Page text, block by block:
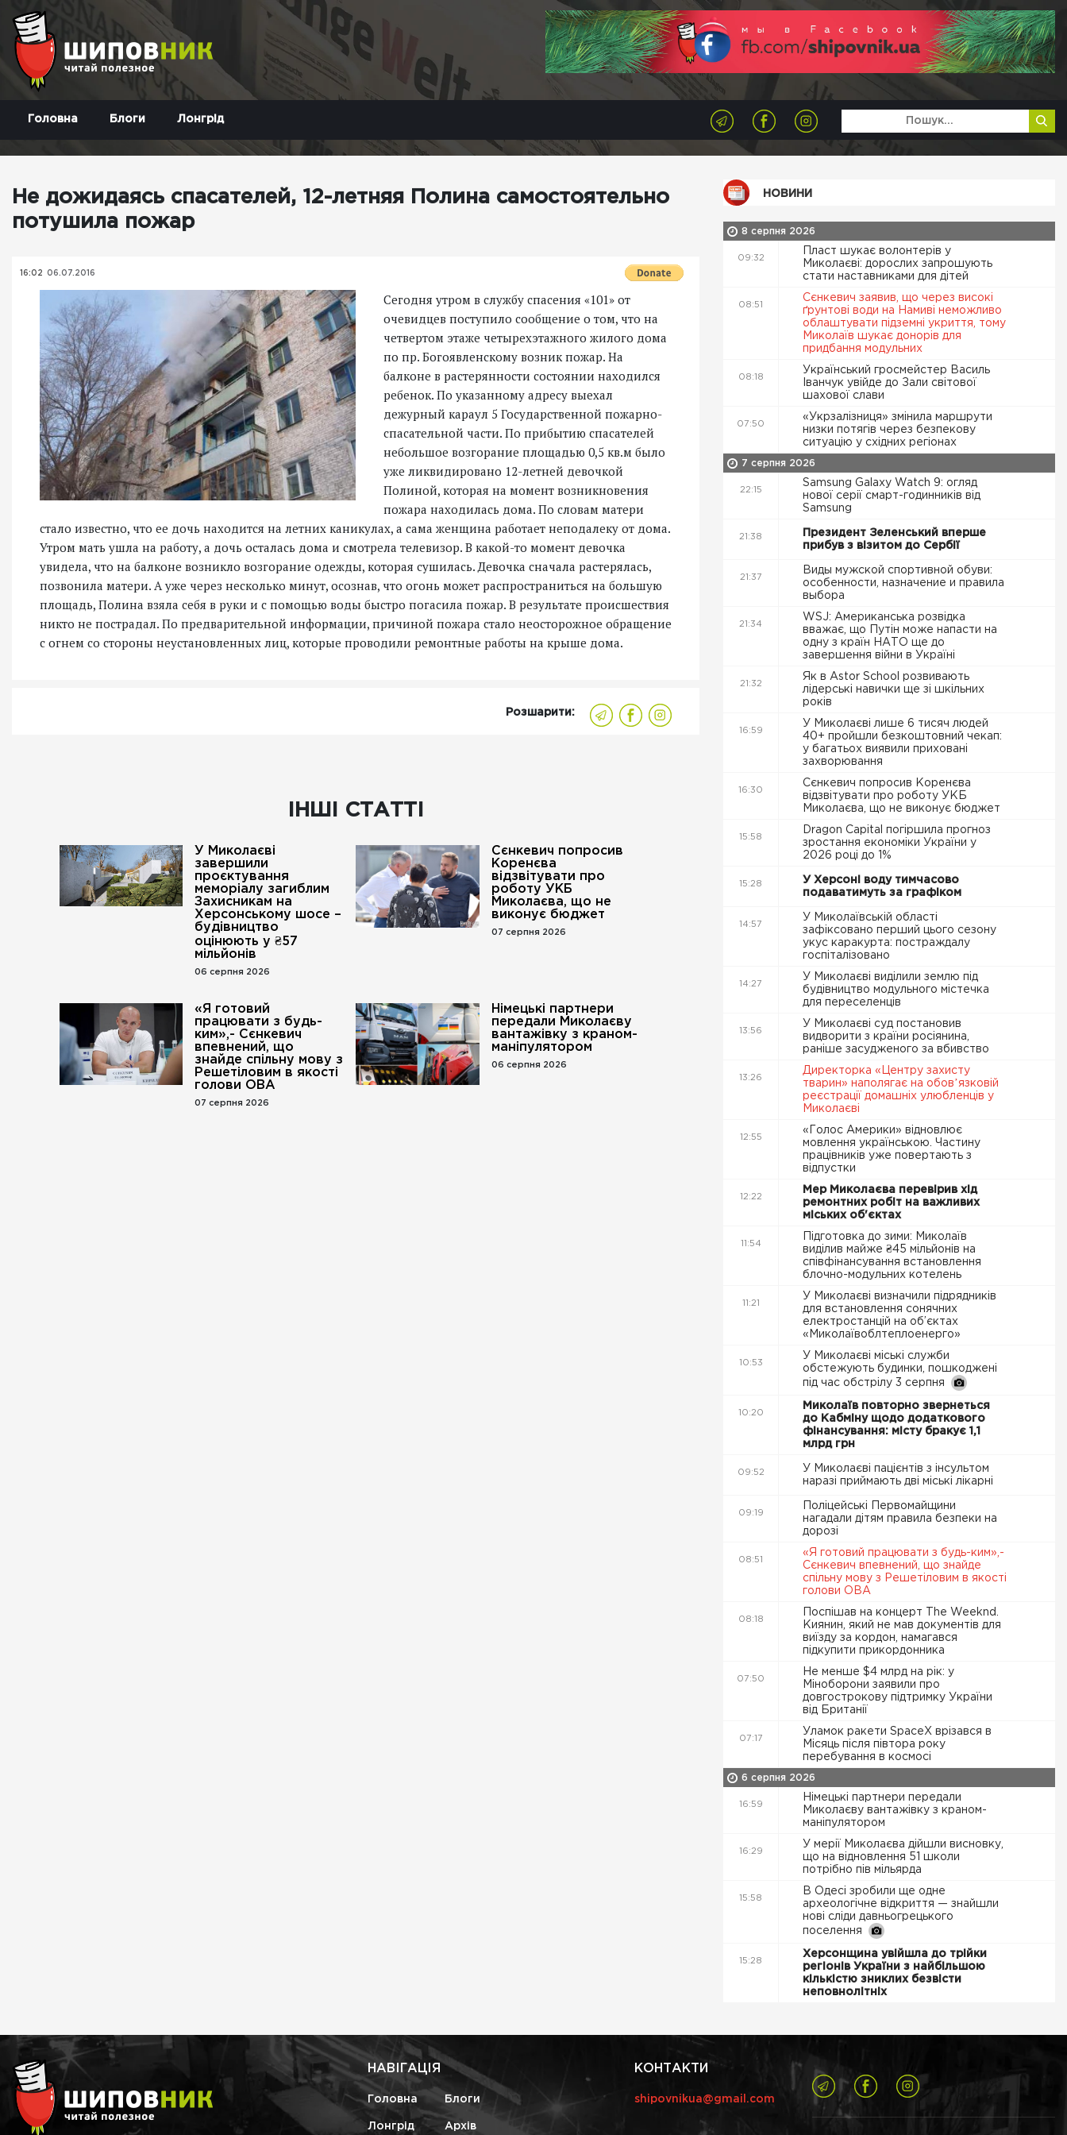
Головна Блоги Лонгрід
Не дожидаясь спасателей, 12-летняя Полина самостоятельно
потушила пожар
16:02 06.07.2016
Сегодня утром в службу спасения «101» от
очевидцев поступило сообщение о том, что на
четвертом этаже четырехэтажного жилого дома
по пр. Богоявленскому возник пожар. На
балконе в растерянности состоянии находился
ребенок. По указанному адресу выехал
дежурный караул 5 Государственной пожарно-
спасательной части. По прибытию спасателей
небольшое возгорание площадью 0,5 кв.м было
уже ликвидировано 12-летней девочкой
Полиной, которая на момент возникновения
пожара находилась дома. По словам матери
стало известно, что ее дочь находится на летних каникулах, а сама женщина работает неподалеку от дома.
Утром мать ушла на работу, а дочь осталась дома и смотрела телевизор. В какой-то момент девочка
увидела, что на балконе возникло возгорание одежды, которая сушилась. Девочка сначала растерялась,
позвонила матери. А уже через несколько минут, осознав, что огонь может распространиться на большую
площадь, Полина взяла себя в руки и с помощью воды быстро погасила пожар. В результате происшествия
никто не пострадал. По предварительной информации, причиной пожара стало неосторожное обращение
с огнем со стороны неустановленных лиц, которые проводили ремонтные работы на крыше дома.
Розшарити:
ІНШІ СТАТТІ
У Миколаєві
завершили
проєктування
меморіалу загиблим
Захисникам на
Херсонському шосе –
будівництво
оцінюють у ₴57
мільйонів
06 серпня 2026
Сєнкевич попросив
Коренєва
відзвітувати про
роботу УКБ
Миколаєва, що не
виконує бюджет
07 серпня 2026
«Я готовий
працювати з будь-
ким»,- Сєнкевич
впевнений, що
знайде спільну мову з
Решетіловим в якості
голови ОВА
07 серпня 2026
Німецькі партнери
передали Миколаєву
вантажівку з краном-
маніпулятором
06 серпня 2026
НОВИНИ
8 серпня 2026
09:32
Пласт шукає волонтерів у
Миколаєві: дорослих запрошують
стати наставниками для дітей
08:51
Сєнкевич заявив, що через високі
ґрунтові води на Намиві неможливо
облаштувати підземні укриття, тому
Миколаїв шукає донорів для
придбання модульних
08:18
Український гросмейстер Василь
Іванчук увійде до Зали світової
шахової слави
07:50
«Укрзалізниця» змінила маршрути
низки потягів через безпекову
ситуацію у східних регіонах
7 серпня 2026
22:15
Samsung Galaxy Watch 9: огляд
нової серії смарт-годинників від
Samsung
21:38
Президент Зеленський вперше
прибув з візитом до Сербії
21:37
Виды мужской спортивной обуви:
особенности, назначение и правила
выбора
21:34
WSJ: Американська розвідка
вважає, що Путін може напасти на
одну з країн НАТО ще до
завершення війни в Україні
21:32
Як в Astor School розвивають
лідерські навички ще зі шкільних
років
16:59
У Миколаєві лише 6 тисяч людей
40+ пройшли безкоштовний чекап:
у багатьох виявили приховані
захворювання
16:30
Сєнкевич попросив Коренєва
відзвітувати про роботу УКБ
Миколаєва, що не виконує бюджет
15:58
Dragon Capital погіршила прогноз
зростання економіки України у
2026 році до 1%
15:28
У Херсоні воду тимчасово
подаватимуть за графіком
14:57
У Миколаївській області
зафіксовано перший цього сезону
укус каракурта: постраждалу
госпіталізовано
14:27
У Миколаєві виділили землю під
будівництво модульного містечка
для переселенців
13:56
У Миколаєві суд постановив
видворити з країни росіянина,
раніше засудженого за вбивство
13:26
Директорка «Центру захисту
тварин» наполягає на обовʼязковій
реєстрації домашніх улюбленців у
Миколаєві
12:55
«Голос Америки» відновлює
мовлення українською. Частину
працівників уже повертають з
відпустки
12:22
Мер Миколаєва перевірив хід
ремонтних робіт на важливих
міських об'єктах
11:54
Підготовка до зими: Миколаїв
виділив майже ₴45 мільйонів на
співфінансування встановлення
блочно-модульних котелень
11:21
У Миколаєві визначили підрядників
для встановлення сонячних
електростанцій на об’єктах
«Миколаївоблтеплоенерго»
10:53
У Миколаєві міські служби
обстежують будинки, пошкоджені
під час обстрілу 3 серпня
10:20
Миколаїв повторно звернеться
до Кабміну щодо додаткового
фінансування: місту бракує 1,1
млрд грн
09:52
У Миколаєві пацієнтів з інсультом
наразі приймають дві міські лікарні
09:19
Поліцейські Первомайщини
нагадали дітям правила безпеки на
дорозі
08:51
«Я готовий працювати з будь-ким»,-
Сєнкевич впевнений, що знайде
спільну мову з Решетіловим в якості
голови ОВА
08:18
Поспішав на концерт The Weeknd.
Киянин, який не мав документів для
виїзду за кордон, намагався
підкупити прикордонника
07:50
Не менше $4 млрд на рік: у
Міноборони заявили про
довгострокову підтримку України
від Британії
07:17
Уламок ракети SpaceX врізався в
Місяць після півтора року
перебування в космосі
6 серпня 2026
16:59
Німецькі партнери передали
Миколаєву вантажівку з краном-
маніпулятором
16:29
У мерії Миколаєва дійшли висновку,
що на відновлення 51 школи
потрібно пів мільярда
15:58
В Одесі зробили ще одне
археологічне відкриття — знайшли
нові сліди давньогрецького
поселення
15:28
Херсонщина увійшла до трійки
регіонів України з найбільшою
кількістю зниклих безвісти
неповнолітніх
НАВІГАЦІЯ
Головна Блоги
Лонгрід Архів
КОНТАКТИ
shipovnikua@gmail.com